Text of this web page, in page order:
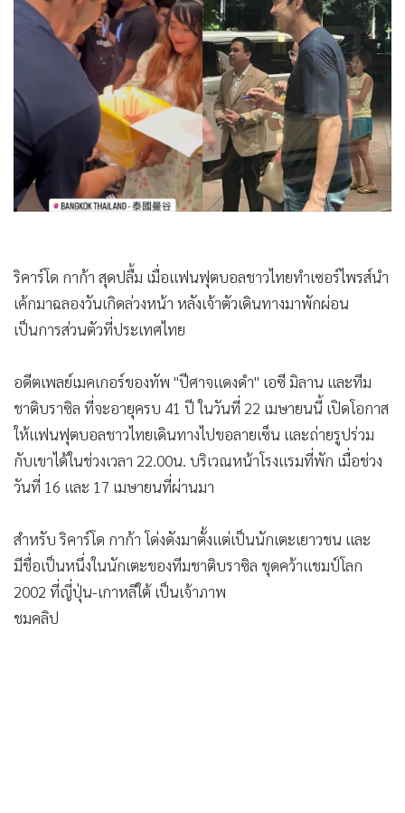
Infographic
•
การเมือง
• กีฬา
ต่างประเทศ
• Special Scoop
• เศรษฐกิจ-ธุรกิจ
• จีน
•
อาชญากรรม
• Motoring
• เกม
• SMEs
• หุ้น
• อินโดจีน
• กองทุนรวม
• Celeb Online
• ญี่ปุ่น
• News1
Gotomanager
ริคาร์โด กาก้า สุดปลื้ม เมื่อแฟนฟุตบอลชาวไทยทำเซอร์ไพรส์นำ
เค้กมาฉลองวันเกิดล่วงหน้า หลังเจ้าตัวเดินทางมาพักผ่อน
เป็นการส่วนตัวที่ประเทศไทย
อดีตเพลย์เมคเกอร์ของทัพ "ปีศาจแดงดำ" เอซี มิลาน และทีม
ชาติบราซิล ที่จะอายุครบ 41 ปี ในวันที่ 22 เมษายนนี้ เปิดโอกาส
ให้แฟนฟุตบอลชาวไทยเดินทางไปขอลายเซ็น และถ่ายรูปร่วม
กับเขาได้ในช่วงเวลา 22.00น. บริเวณหน้าโรงแรมที่พัก เมื่อช่วง
วันที่ 16 และ 17 เมษายนที่ผ่านมา
สำหรับ ริคาร์โด กาก้า โด่งดังมาตั้งแต่เป็นนักเตะเยาวชน และ
มีชื่อเป็นหนึ่งในนักเตะของทีมชาติบราซิล ชุดคว้าแชมป์โลก
2002 ที่ญี่ปุ่น-เกาหลีใต้ เป็นเจ้าภาพ
ชมคลิป